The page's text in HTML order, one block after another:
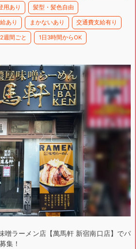
用あり 髪型・髪色自由
あり まかないあり 交通費支給有り
週間ごと 1日3時間からOK
噌ラーメン店【萬馬軒 新宿南口店】でパ
集！